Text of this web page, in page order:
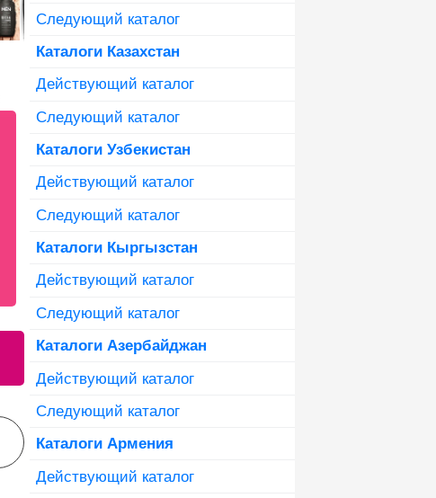
Следующий каталог
Каталоги Казахстан
Действующий каталог
Следующий каталог
Каталоги Узбекистан
Действующий каталог
Следующий каталог
Каталоги Кыргызстан
Действующий каталог
Следующий каталог
Каталоги Азербайджан
Действующий каталог
Следующий каталог
Каталоги Армения
Действующий каталог